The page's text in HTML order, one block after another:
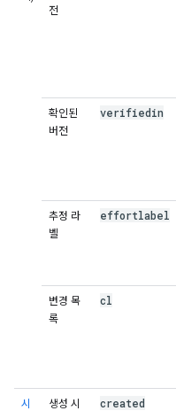
전
확인된
버전
verifiedin
추정 라
벨
effortlabel
변경 목
록
cl
시
생성 시
created